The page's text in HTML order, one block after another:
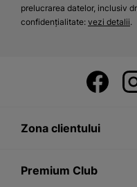
prelucrarea datelor, inclusiv
confidențialitate: vezi detalii.
Zona clientului
Premium Club